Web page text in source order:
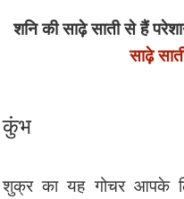
शनि की साढ़े साती से हैं
साढ़े
कुंभ
शुक्र का यह गोचर आपके